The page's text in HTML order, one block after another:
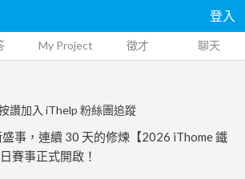
登入
My Project 徵才 聊天
讚加入 iThelp 粉絲團追蹤
事，連續 30 天的修煉【2026 iThome 鐵
賽事正式開啟！